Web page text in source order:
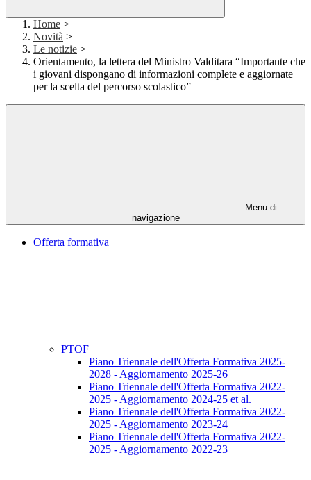
Home >
Novità >
Le notizie >
Orientamento, la lettera del Ministro Valditara “Importante che
i giovani dispongano di informazioni complete e aggiornate
per la scelta del percorso scolastico”
Menu di
navigazione
Offerta formativa
PTOF
Piano Triennale dell'Offerta Formativa 2025-
2028 - Aggiornamento 2025-26
Piano Triennale dell'Offerta Formativa 2022-
2025 - Aggiornamento 2024-25 et al.
Piano Triennale dell'Offerta Formativa 2022-
2025 - Aggiornamento 2023-24
Piano Triennale dell'Offerta Formativa 2022-
2025 - Aggiornamento 2022-23